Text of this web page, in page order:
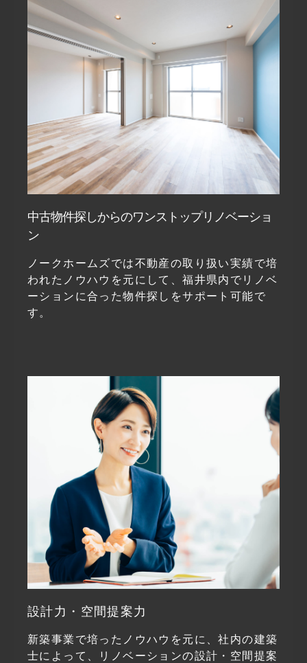
中古物件探しからのワンストップリノベーショ
ン
ノークホームズでは不動産の取り扱い実績で培
われたノウハウを元にして、福井県内でリノベ
ーションに合った物件探しをサポート可能で
す。
設計力・空間提案力
新築事業で培ったノウハウを元に、社内の建築
士によって、リノベーションの設計・空間提案